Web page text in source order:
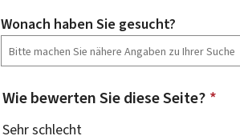
Wonach haben Sie gesucht?
Wie bewerten Sie diese Seite? *
Sehr schlecht